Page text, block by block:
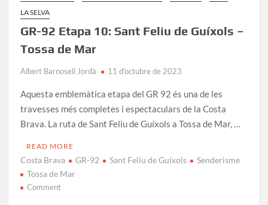
LA SELVA
GR-92 Etapa 10: Sant Feliu de Guíxols –
Tossa de Mar
Albert Barnosell Jordà 11 d'octubre de 2023
Aquesta emblemàtica etapa del GR 92 és una de les
travesses més completes i espectaculars de la Costa
Brava. La ruta de Sant Feliu de Guíxols a Tossa de Mar, …
READ MORE
Costa Brava GR-92 Sant Feliu de Guíxols
Senderisme
Tossa de Mar
Commenton